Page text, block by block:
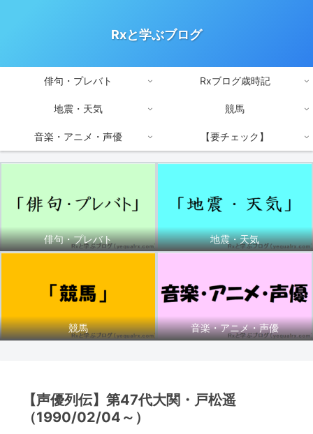
Rxと学ぶブログ
俳句・プレバト Rxブログ歳時記
地震・天気 競馬
音楽・アニメ・声優 【要チェック】
俳句・プレバト 地震・天気
競馬 音楽・アニメ・声優
【声優列伝】第47代大関・戸松遥
（1990/02/04～）